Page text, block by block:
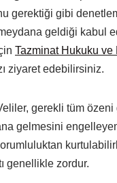
gerektiği gibi
geldiği kabul
Tazminat Hukuku ve
ziyaret edebilirsiniz.
gerekli tüm
gelmesini
genellikle zordur.